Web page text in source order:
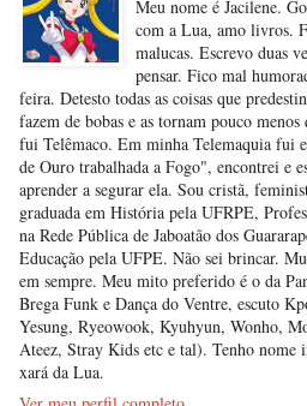
Meu nome é Jacilene.
com a Lua, amo livros.
malucas. Escrevo duas
pensar. Fico mal
feira. Detesto todas as coisas que
fazem de bobas e as tornam pouco menos
fui Telêmaco. Em minha Telemaquia fui
de Ouro trabalhada a Fogo", encontrei e
aprender a segurar ela. Sou cristã,
graduada em História pela UFRPE,
na Rede Pública de Jaboatão dos
Educação pela UFPE. Não sei brincar.
em sempre. Meu mito preferido é o da
Brega Funk e Dança do Ventre, escuto
Yesung, Ryeowook, Kyuhyun, Wonho,
Ateez, Stray Kids etc e tal). Tenho nome
xará da Lua.